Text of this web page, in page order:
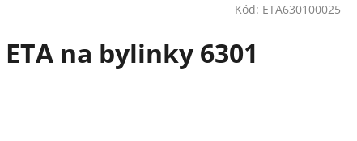
Kód: ETA630100025
na bylinky 6301